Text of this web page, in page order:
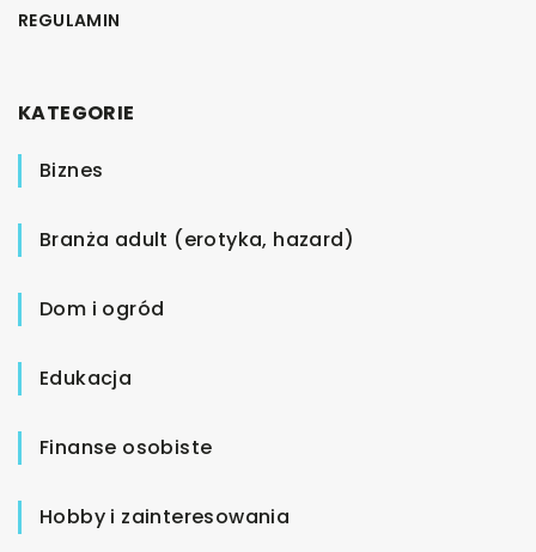
REGULAMIN
KATEGORIE
Biznes
Branża adult (erotyka, hazard)
Dom i ogród
Edukacja
Finanse osobiste
Hobby i zainteresowania